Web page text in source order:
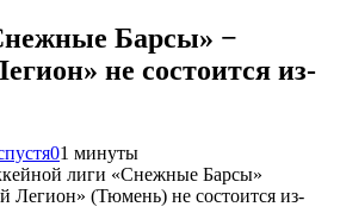
Барсы» −
не состоится из-
01 минуты
лиги «Снежные Барсы»
Легион» (Тюмень) не состоится из-